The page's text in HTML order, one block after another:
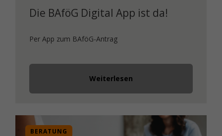
Die BAföG Digital App ist da!
Per App zum BAföG-Antrag
Weiterlesen
BERATUNG